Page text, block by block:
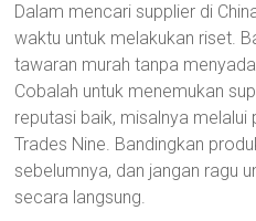
Dalam mencari supplier di
waktu untuk melakukan riset.
tawaran murah tanpa
Cobalah untuk menemukan
reputasi baik, misalnya
Trades Nine. Bandingkan
sebelumnya, dan jangan ragu
secara langsung.